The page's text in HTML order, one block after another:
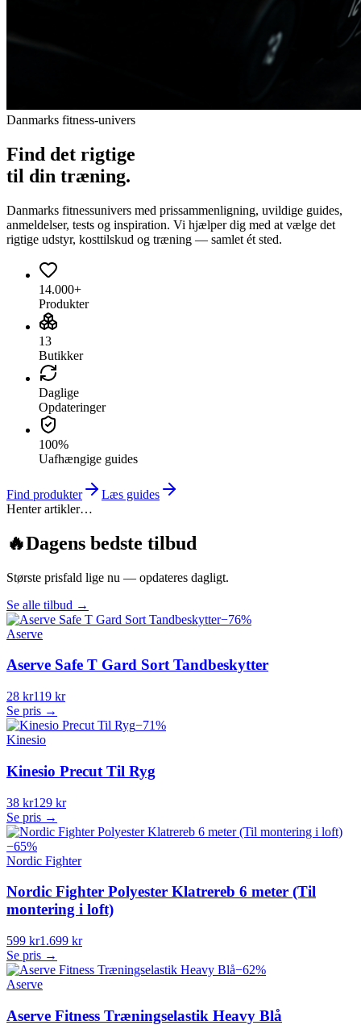
Danmarks fitness-univers
Find det rigtige
til din træning.
Danmarks fitnessunivers med prissammenligning, uvildige guides,
anmeldelser, tests og inspiration. Vi hjælper dig med at vælge det
rigtige udstyr, kosttilskud og træning — samlet ét sted.
14.000+
Produkter
13
Butikker
Daglige
Opdateringer
100%
Uafhængige guides
Find produkter
Læs guides
Henter artikler…
🔥Dagens bedste tilbud
Største prisfald lige nu — opdateres dagligt.
Se alle tilbud →
−76%
Aserve
Aserve Safe T Gard Sort Tandbeskytter
28 kr119 kr
Se pris →
−71%
Kinesio
Kinesio Precut Til Ryg
38 kr129 kr
Se pris →
−65%
Nordic Fighter
Nordic Fighter Polyester Klatrereb 6 meter (Til
montering i loft)
599 kr1.699 kr
Se pris →
−62%
Aserve
Aserve Fitness Træningselastik Heavy Blå